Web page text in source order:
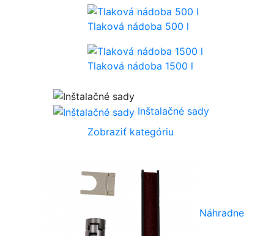
Tlaková nádoba 500 l
Tlaková nádoba 1500 l
Inštalačné sady
Zobraziť kategóriu
Náhradne